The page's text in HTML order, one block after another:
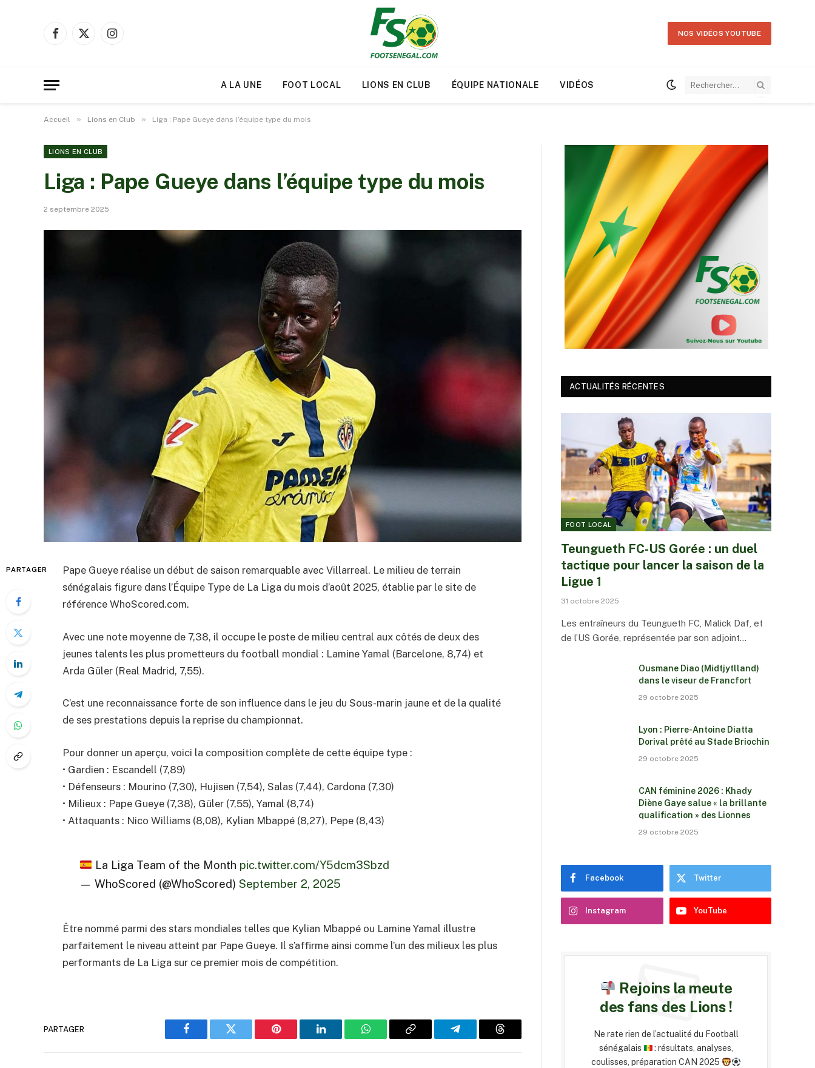
Facebook
X
Instagram
NOS VIDÉOS YOUTUBE
A LA UNE FOOT LOCAL LIONS EN CLUB ÉQUIPE NATIONALE VIDÉOS
Accueil » Lions en Club » Liga : Pape Gueye dans l’équipe type du mois
LIONS EN CLUB
Liga : Pape Gueye dans l’équipe type du mois
2 septembre 2025
PARTAGER
Pape Gueye réalise un début de saison remarquable avec Villarreal. Le milieu de terrain
sénégalais figure dans l’Équipe Type de La Liga du mois d’août 2025, établie par le site de
référence WhoScored.com.
Avec une note moyenne de 7,38, il occupe le poste de milieu central aux côtés de deux des
jeunes talents les plus prometteurs du football mondial : Lamine Yamal (Barcelone, 8,74) et
Arda Güler (Real Madrid, 7,55).
C’est une reconnaissance forte de son influence dans le jeu du Sous-marin jaune et de la qualité
de ses prestations depuis la reprise du championnat.
Pour donner un aperçu, voici la composition complète de cette équipe type :
• Gardien : Escandell (7,89)
• Défenseurs : Mourino (7,30), Hujisen (7,54), Salas (7,44), Cardona (7,30)
• Milieux : Pape Gueye (7,38), Güler (7,55), Yamal (8,74)
• Attaquants : Nico Williams (8,08), Kylian Mbappé (8,27), Pepe (8,43)
La Liga Team of the Month pic.twitter.com/Y5dcm3Sbzd
— WhoScored (@WhoScored) September 2, 2025
Être nommé parmi des stars mondiales telles que Kylian Mbappé ou Lamine Yamal illustre
parfaitement le niveau atteint par Pape Gueye. Il s’affirme ainsi comme l’un des milieux les plus
performants de La Liga sur ce premier mois de compétition.
PARTAGER
Facebook Twitter Pinterest LinkedIn WhatsAppCopy
Telegram Threads
ACTUALITÉS RÉCENTES
FOOT LOCAL
Teungueth FC-US Gorée : un duel
tactique pour lancer la saison de la
Ligue 1
31 octobre 2025
Les entraîneurs du Teungueth FC, Malick Daf, et
de l’US Gorée, représentée par son adjoint…
Ousmane Diao (Midtjytlland)
dans le viseur de Francfort
29 octobre 2025
Lyon : Pierre-Antoine Diatta
Dorival prêté au Stade Briochin
29 octobre 2025
CAN féminine 2026 : Khady
Diène Gaye salue « la brillante
qualification » des Lionnes
29 octobre 2025
Facebook Twitter
Instagram YouTube
Rejoins la meute
des fans des Lions !
Ne rate rien de l’actualité du Football
sénégalais
: résultats, analyses,
coulisses, préparation CAN 2025